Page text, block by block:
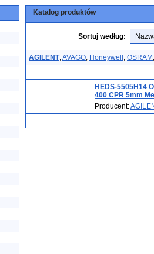
Katalog produktów
Sortuj według:
AGILENT,AVAGO, Honeywell , OSRAM
HEDS-5505H14
400 CPR 5mm
Producent: